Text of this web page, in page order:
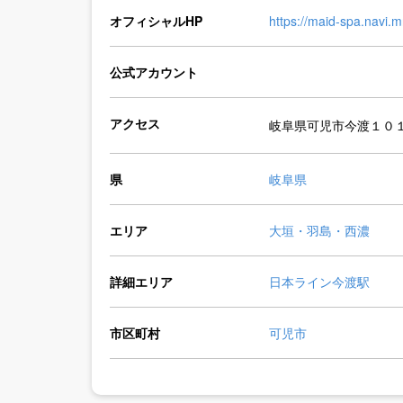
オフィシャルHP https://maid-
公式アカウント
アクセス 岐阜県可児市今渡１０
県 岐阜県
エリア 大垣・羽島・西濃
詳細エリア 日本ライン今渡駅
市区町村 可児市